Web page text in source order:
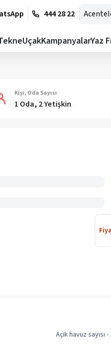
444 28 22
UçakKampanyalarYaz
Kişi, Oda Sayısı
1 Oda, 2 Yetişkin
Açık havuz sayısı -